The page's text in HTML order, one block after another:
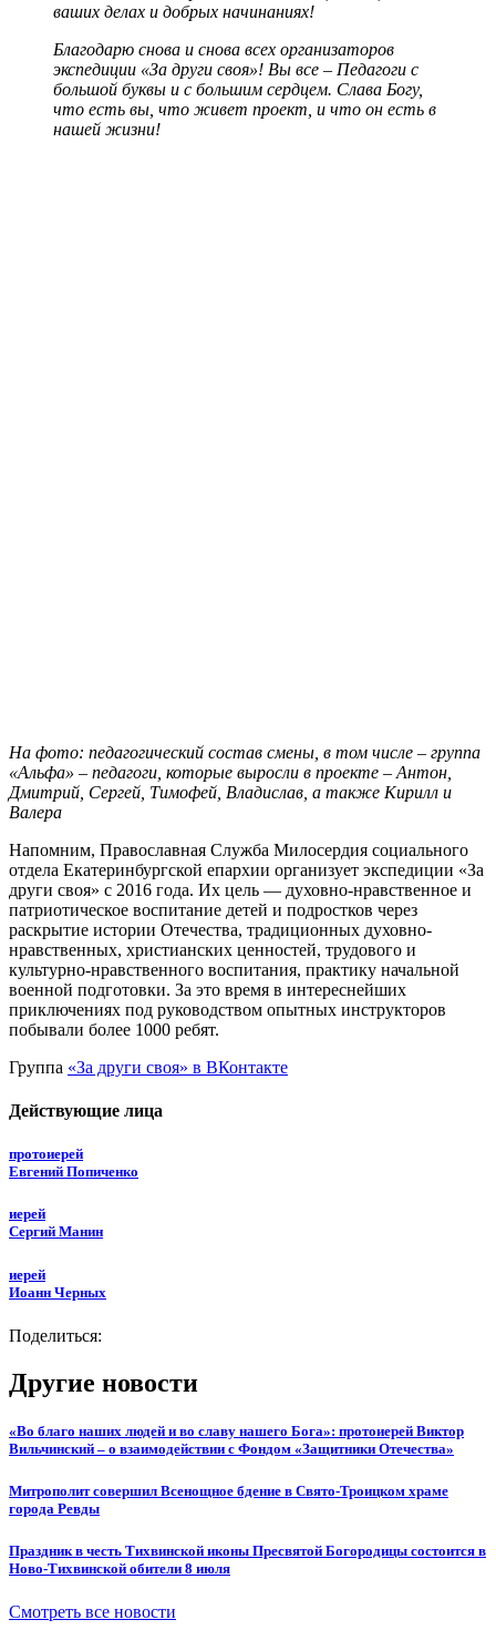
ваших делах и добрых начинаниях!
Благодарю снова и снова всех организаторов
экспедиции «За други своя»! Вы все – Педагоги с
большой буквы и с большим сердцем. Слава Богу,
что есть вы, что живет проект, и что он есть в
нашей жизни!
На фото: педагогический состав смены, в том числе – группа
«Альфа» – педагоги, которые выросли в проекте – Антон,
Дмитрий, Сергей, Тимофей, Владислав, а также Кирилл и
Валера
Напомним, Православная Служба Милосердия социального
отдела Екатеринбургской епархии организует экспедиции «За
други своя» с 2016 года. Их цель — духовно-нравственное и
патриотическое воспитание детей и подростков через
раскрытие истории Отечества, традиционных духовно-
нравственных, христианских ценностей, трудового и
культурно-нравственного воспитания, практику начальной
военной подготовки. За это время в интереснейших
приключениях под руководством опытных инструкторов
побывали более 1000 ребят.
Группа «За други своя» в ВКонтакте
Действующие лица
протоиерей
Евгений Попиченко
иерей
Сергий Манин
иерей
Иоанн Черных
Поделиться:
Другие новости
«Во благо наших людей и во славу нашего Бога»: протоиерей Виктор
Вильчинский – о взаимодействии с Фондом «Защитники Отечества»
Митрополит совершил Всенощное бдение в Свято-Троицком храме
города Ревды
Праздник в честь Тихвинской иконы Пресвятой Богородицы состоится в
Ново-Тихвинской обители 8 июля
Смотреть все новости